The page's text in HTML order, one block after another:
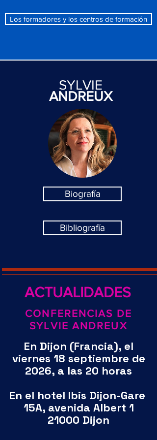
Los formadores y los centros de formación
SYLVIE
ANDREUX
Biografía
Bibliografía
ACTUALIDADES
CONFERENCIAS DE
SYLVIE ANDREUX
En Dijon (Francia), el
viernes 18 septiembre de
2026, a las 20 horas
En el hotel Ibis Dijon-Gare
15A, avenida Albert 1
21000 Dijon